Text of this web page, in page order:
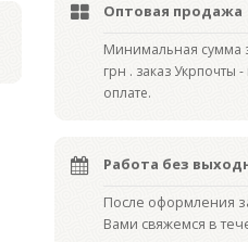
Оптовая продажа
Минимальная сумма
грн . заказ Укрпочты
оплате.
Работа без
После оформления
Вами свяжемся в